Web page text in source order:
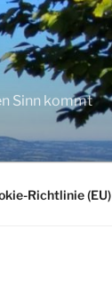
Sinn kommt
Richtlinie (EU)